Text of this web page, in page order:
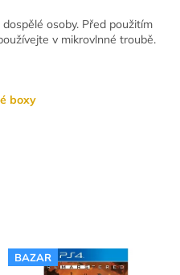
BAZAR
osoby. Před použitím
v mikrovlnné troubě.
boxy